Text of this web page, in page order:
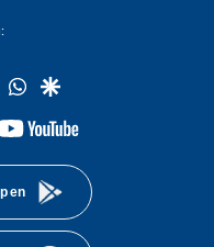
twitterwhatsapp
google
youtube-
en